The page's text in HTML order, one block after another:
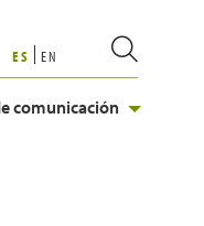
ES EN
comunicación